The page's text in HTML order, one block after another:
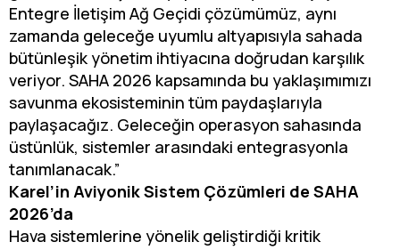
Entegre İletişim Ağ Geçidi çözümümüz, aynı
zamanda geleceğe uyumlu altyapısıyla sahada
bütünleşik yönetim ihtiyacına doğrudan karşılık
veriyor. SAHA 2026 kapsamında bu yaklaşımımızı
savunma ekosisteminin tüm paydaşlarıyla
paylaşacağız. Geleceğin operasyon sahasında
üstünlük, sistemler arasındaki entegrasyonla
tanımlanacak.”
Karel’in Aviyonik Sistem Çözümleri de SAHA
2026’da
Hava sistemlerine yönelik geliştirdiği kritik